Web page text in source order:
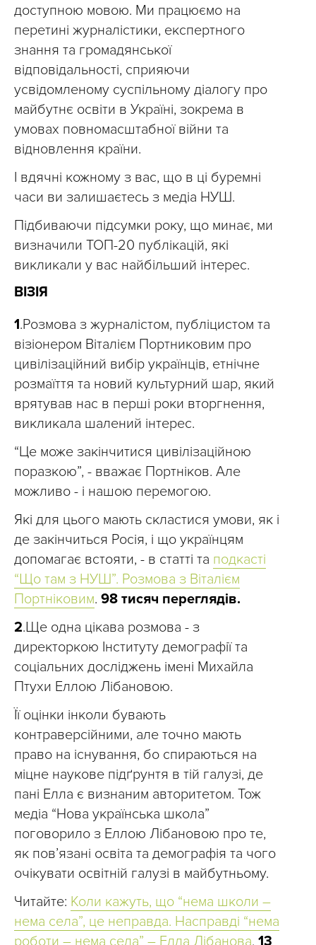
доступною мовою. Ми працюємо на
перетині журналістики, експертного
знання та громадянської
відповідальності, сприяючи
усвідомленому суспільному діалогу про
майбутнє освіти в Україні, зокрема в
умовах повномасштабної війни та
відновлення країни.
І вдячні кожному з вас, що в ці буремні
часи ви залишаєтесь з медіа НУШ.
Підбиваючи підсумки року, що минає, ми
визначили ТОП-20 публікацій, які
викликали у вас найбільший інтерес.
ВІЗІЯ
1.Розмова з журналістом, публіцистом та
візіонером Віталієм Портниковим про
цивілізаційний вибір українців, етнічне
розмаїття та новий культурний шар, який
врятував нас в перші роки вторгнення,
викликала шалений інтерес.
“Це може закінчитися цивілізаційною
поразкою”, - вважає Портніков. Але
можливо - і нашою перемогою.
Які для цього мають скластися умови, як і
де закінчиться Росія, і що українцям
допомагає встояти, - в статті та подкасті
“Що там з НУШ”. Розмова з Віталієм
Портніковим. 98 тисяч переглядів.
2.Ще одна цікава розмова - з
директоркою Інституту демографії та
соціальних досліджень імені Михайла
Птухи Еллою Лібановою.
Її оцінки інколи бувають
контраверсійними, але точно мають
право на існування, бо спираються на
міцне наукове підґрунтя в тій галузі, де
пані Елла є визнаним авторитетом. Тож
медіа “Нова українська школа”
поговорило з Еллою Лібановою про те,
як пов’язані освіта та демографія та чого
очікувати освітній галузі в майбутньому.
Читайте: Коли кажуть, що “нема школи –
нема села”, це неправда. Насправді “нема
роботи – нема села” – Елла Лібанова, 13